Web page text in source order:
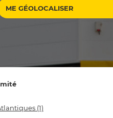
ME GÉOLOCALISER
(1)